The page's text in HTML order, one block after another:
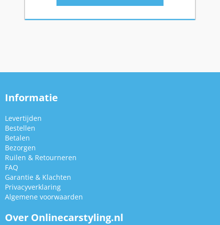
Informatie
Levertijden
Bestellen
Betalen
Bezorgen
Ruilen & Retourneren
FAQ
Garantie & Klachten
Privacyverklaring
Algemene voorwaarden
Over Onlinecarstyling.nl